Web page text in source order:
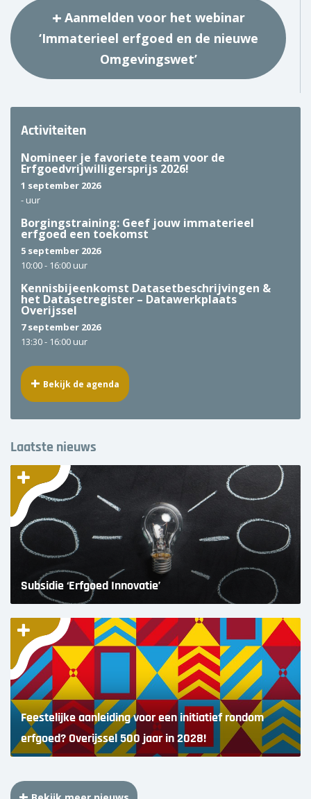
Aanmelden voor het webinar
‘Immaterieel erfgoed en de nieuwe
Omgevingswet’
Activiteiten
Nomineer je favoriete team voor de
Erfgoedvrijwilligersprijs 2026!
1 september 2026
- uur
Borgingstraining: Geef jouw immaterieel
erfgoed een toekomst
5 september 2026
10:00 - 16:00 uur
Kennisbijeenkomst Datasetbeschrijvingen &
het Datasetregister – Datawerkplaats
Overijssel
7 september 2026
13:30 - 16:00 uur
Bekijk de agenda
Laatste nieuws
Subsidie ‘Erfgoed Innovatie’
Feestelijke aanleiding voor een initiatief rondom
erfgoed? Overijssel 500 jaar in 2028!